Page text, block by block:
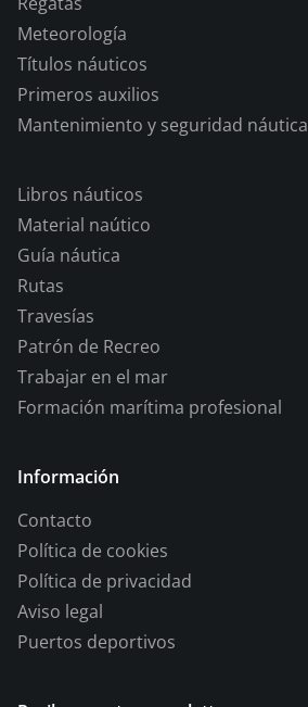
Meteorología
Títulos náuticos
Primeros auxilios
Mantenimiento y seguridad náutica
Libros náuticos
Material naútico
Guía náutica
Rutas
Travesías
Patrón de Recreo
Trabajar en el mar
Formación marítima profesional
Información
Contacto
Política de cookies
Política de privacidad
Aviso legal
Puertos deportivos